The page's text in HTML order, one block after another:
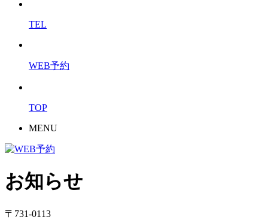
TEL
WEB予約
TOP
MENU
お知らせ
〒731-0113